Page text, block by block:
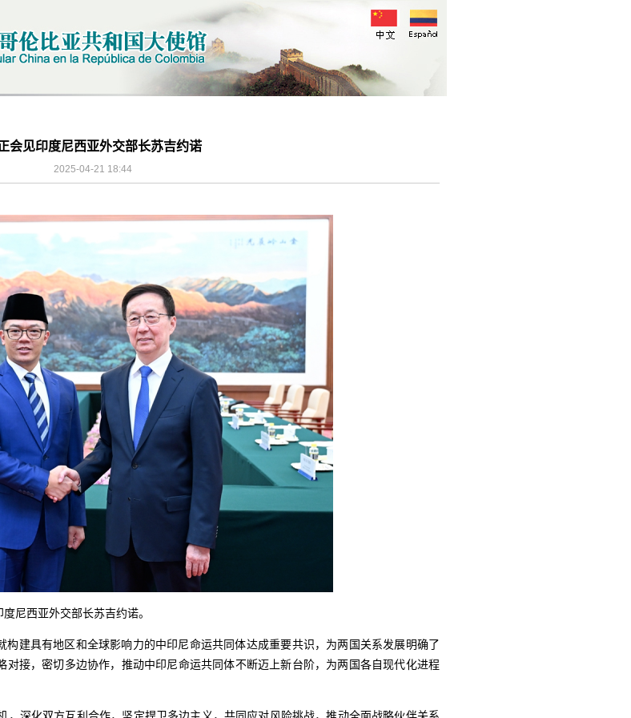
会见印度尼西亚外交部长苏吉约诺
2025-04-21 18:44
尼西亚外交部长苏吉约诺。
建具有地区和全球影响力的中印尼命运共同体达成重要共识，为两国关系发展明确了
接，密切多边协作，推动中印尼命运共同体不断迈上新台阶，为两国各自现代化进程